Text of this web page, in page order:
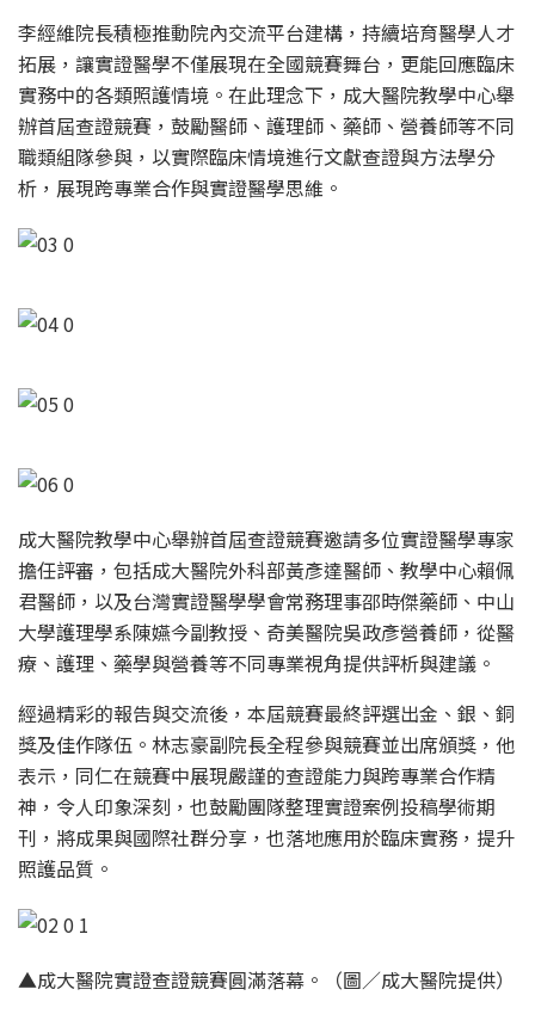
李經維院長積極推動院內交流平台建構，持續培育醫學人才
拓展，讓實證醫學不僅展現在全國競賽舞台，更能回應臨床
實務中的各類照護情境。在此理念下，成大醫院教學中心舉
辦首屆查證競賽，鼓勵醫師、護理師、藥師、營養師等不同
職類組隊參與，以實際臨床情境進行文獻查證與方法學分
析，展現跨專業合作與實證醫學思維。
成大醫院教學中心舉辦首屆查證競賽邀請多位實證醫學專家
擔任評審，包括成大醫院外科部黃彥達醫師、教學中心賴佩
君醫師，以及台灣實證醫學學會常務理事邵時傑藥師、中山
大學護理學系陳嬿今副教授、奇美醫院吳政彥營養師，從醫
療、護理、藥學與營養等不同專業視角提供評析與建議。
經過精彩的報告與交流後，本屆競賽最終評選出金、銀、銅
獎及佳作隊伍。林志豪副院長全程參與競賽並出席頒獎，他
表示，同仁在競賽中展現嚴謹的查證能力與跨專業合作精
神，令人印象深刻，也鼓勵團隊整理實證案例投稿學術期
刊，將成果與國際社群分享，也落地應用於臨床實務，提升
照護品質。
▲成大醫院實證查證競賽圓滿落幕。（圖／成大醫院提供）